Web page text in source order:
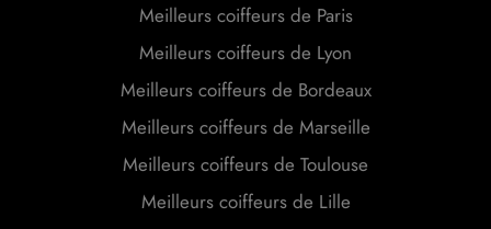
Meilleurs coiffeurs de Paris
Meilleurs coiffeurs de Lyon
Meilleurs coiffeurs de Bordeaux
Meilleurs coiffeurs de Marseille
Meilleurs coiffeurs de Toulouse
Meilleurs coiffeurs de Lille